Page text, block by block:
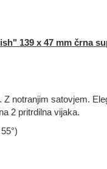
139 x 47 mm črna
. Z notranjim satovjem.
2 pritrdilna vijaka.